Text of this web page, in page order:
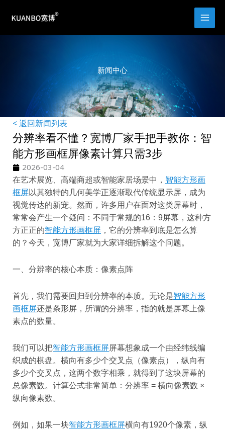
新闻中心
< 返回新闻列表
分辨率看不懂？宽博厂家手把手教你：智
能方形画框屏像素计算只需3步
2026-03-04
在艺术展览、高端商超或智能家居场景中， 智能方形画
框屏以其独特的几何美学正逐渐取代传统显示屏，成为
视觉传达的新宠。然而，许多用户在面对这类屏幕时，
常常会产生一个疑问：不同于常规的16：9屏幕，这种方
方正正的智能方形画框屏 ，它的分辨率到底是怎么算
的？今天，宽博厂家就为大家详细拆解这个问题。
一、分辨率的核心本质：像素点阵
首先，我们需要回归到分辨率的本质。无论是智能方形
画框屏还是条形屏，所谓的分辨率，指的就是屏幕上像
素点的数量。
我们可以把智能方形画框屏屏幕想象成一个由经纬线编
织成的棋盘。横向有多少个交叉点（像素点），纵向有
多少个交叉点，这两个数字相乘，就得到了这块屏幕的
总像素数。计算公式非常简单：分辨率 = 横向像素数 ×
纵向像素数。
例如，如果一块智能方形画框屏横向有1920个像素，纵